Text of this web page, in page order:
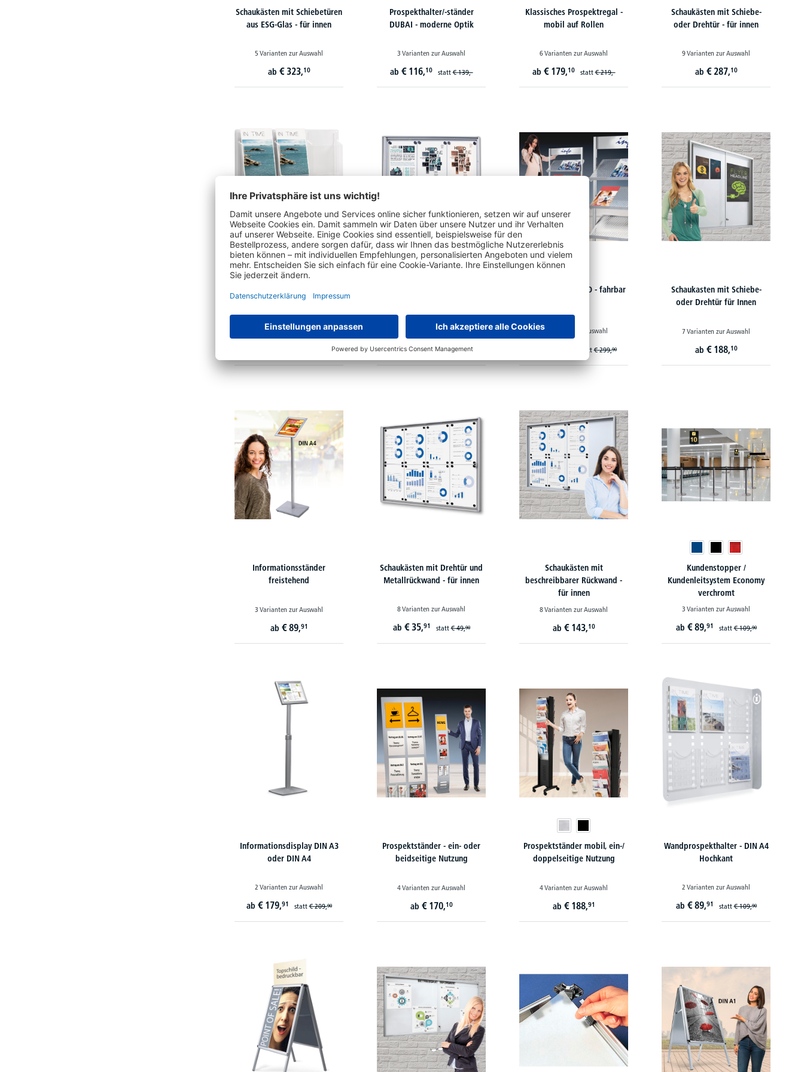
Schaukästen mit Schiebetüren
aus ESG-Glas - für innen
5 Varianten zur Auswahl
ab € 323,10
Prospekthalter/-ständer
DUBAI - moderne Optik
3 Varianten zur Auswahl
ab € 116,10 statt€ 139,-
Klassisches Prospektregal -
mobil auf Rollen
6 Varianten zur Auswahl
ab € 179,10 statt€ 219,-
Schaukästen mit Schiebe-
oder Drehtür - für innen
9 Varianten zur Auswahl
ab € 287,10
Lesbarkeit
7 Varianten zur Auswahl
nach DIN 4102
8 Varianten zur Auswahl
ab€ 44,91 statt€ 52,90
Prospektregal RICO - fahrbar
2 Varianten zur Auswahl
statt€ 299,90
Schaukasten mit Schiebe-
oder Drehtür für Innen
7 Varianten zur Auswahl
ab € 188,10
Informationsständer
freistehend
3 Varianten zur Auswahl
ab € 89,91
Schaukästen mit Drehtür und
Metallrückwand - für innen
8 Varianten zur Auswahl
ab € 35,91 statt€ 49,90
Schaukästen mit
beschreibbarer Rückwand -
für innen
8 Varianten zur Auswahl
ab € 143,10
Kundenstopper /
Kundenleitsystem Economy
verchromt
3 Varianten zur Auswahl
ab € 89,91 statt€ 109,90
Informationsdisplay DIN A3
oder DIN A4
2 Varianten zur Auswahl
ab € 179,91 statt€ 209,90
Prospektständer - ein- oder
beidseitige Nutzung
4 Varianten zur Auswahl
ab € 170,10
Prospektständer mobil, ein-/
doppelseitige Nutzung
4 Varianten zur Auswahl
ab € 188,91
Wandprospekthalter - DIN A4
Hochkant
2 Varianten zur Auswahl
ab € 89,91 statt€ 109,90